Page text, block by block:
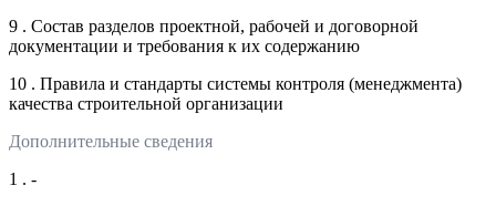
9 . Состав разделов проектной, рабочей и договорной
документации и требования к их содержанию
10 . Правила и стандарты системы контроля (менеджмента)
качества строительной организации
Дополнительные сведения
1 . -